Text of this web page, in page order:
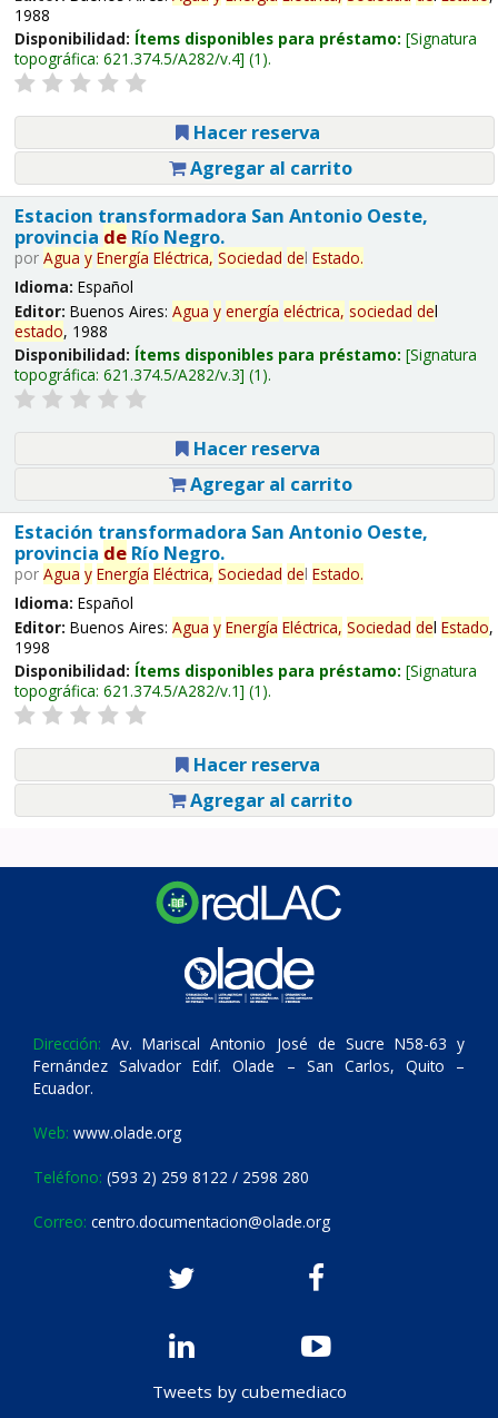
1988
Disponibilidad: Ítems disponibles para préstamo: Signatura
topográfica: 621.374.5/A282/v.4 (1).
Hacer reserva
Agregar al carrito
Estacion transformadora San Antonio Oeste,
provincia deRío Negro.
por Agua y Energía Eléctrica, Sociedad del Estado.
Idioma: Español
Editor: Buenos Aires: Agua y energía eléctrica, sociedad del
estado, 1988
Disponibilidad: Ítems disponibles para préstamo: Signatura
topográfica: 621.374.5/A282/v.3 (1).
Hacer reserva
Agregar al carrito
Estación transformadora San Antonio Oeste,
provincia deRío Negro.
por Agua y Energía Eléctrica, Sociedad del Estado.
Idioma: Español
Editor: Buenos Aires: Agua y Energía Eléctrica, Sociedad del Estado,
1998
Disponibilidad: Ítems disponibles para préstamo: Signatura
topográfica: 621.374.5/A282/v.1 (1).
Hacer reserva
Agregar al carrito
Dirección: Av. Mariscal Antonio José de Sucre N58-63 y
Fernández Salvador Edif. Olade – San Carlos, Quito –
Ecuador.
Web: www.olade.org
Teléfono: (593 2) 259 8122 / 2598 280
Correo: centro.documentacion@olade.org
Tweets by cubemediaco